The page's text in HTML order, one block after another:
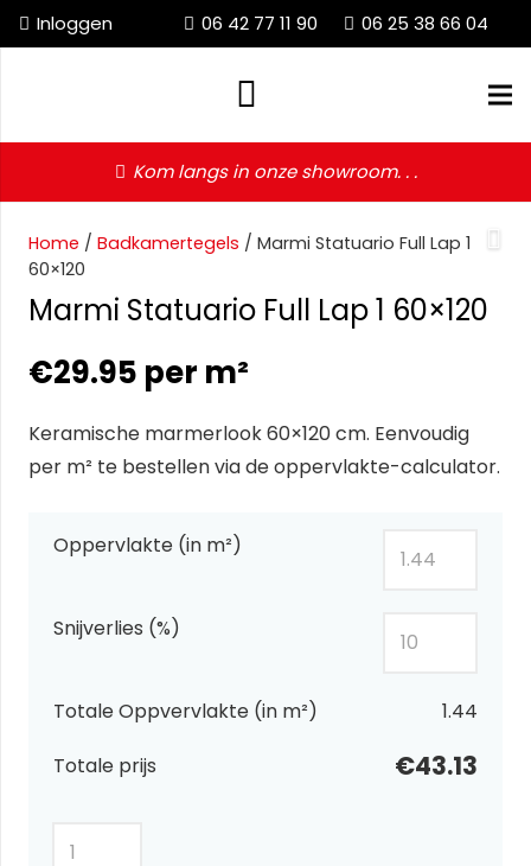
Inloggen 06 42 77 11 90 06 25 38 66 04
Kom langs in onze showroom. . .
Home / Badkamertegels / Marmi Statuario Full Lap 1
60×120
Marmi Statuario Full Lap 1 60×120
€29.95 per m²
Keramische marmerlook 60×120 cm. Eenvoudig
per m² te bestellen via de oppervlakte-calculator.
Oppervlakte (in m²)
Snijverlies (%)
Totale Oppvervlakte (in m²)
1.44
Totale prijs
€43.13